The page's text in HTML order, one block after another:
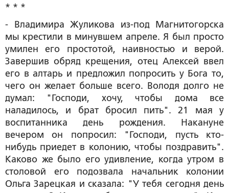
* * *
- Владимира Жуликова из-под Магнитогорска
мы крестили в минувшем апреле. Я был просто
умилен его простотой, наивностью и верой.
Завершив обряд крещения, отец Алексей ввел
его в алтарь и предложил попросить у Бога то,
чего он желает больше всего. Володя долго не
думал: "Господи, хочу, чтобы дома все
наладилось, и брат бросил пить". 21 мая у
воспитанника день рождения. Накануне
вечером он попросил: "Господи, пусть кто-
нибудь приедет в колонию, чтобы поздравить".
Каково же было его удивление, когда утром в
столовой его подозвала начальник колонии
Ольга Зарецкая и сказала: "У тебя сегодня день